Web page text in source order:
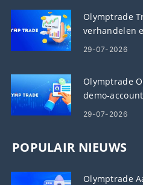
Olymptrade
verhandelen
29-07-2026
Olymptrade
demo-
29-07-2026
POPULAIR NIEUWS
Olymptrade